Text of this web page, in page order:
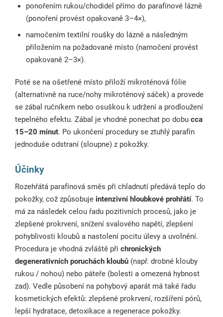
ponořením rukou/chodidel přímo do parafínové lázně
(ponoření provést opakovaně 3–4×),
namočením textilní roušky do lázně a následným
přiložením na požadované místo (namočení provést
opakovaně 2–3×).
Poté se na ošetřené místo přiloží mikroténová fólie
(alternativně na ruce/nohy mikroténový sáček) a provede
se zábal ručníkem nebo osuškou k udržení a prodloužení
tepelného efektu. Zábal je vhodné ponechat po dobu cca
15–20 minut. Po ukončení procedury se ztuhlý parafín
jednoduše odstraní (sloupne) z pokožky.
Účinky
Rozehřátá parafínová směs při chladnutí předává teplo do
pokožky, což způsobuje intenzivní hloubkové prohřátí. To
má za následek celou řadu pozitivních procesů, jako je
zlepšené prokrvení, snížení svalového napětí, zlepšení
pohyblivosti kloubů a nastolení pocitu úlevy a uvolnění.
Procedura je vhodná zvláště při chronických
degenerativních poruchách kloubů (např. drobné klouby
rukou / nohou) nebo páteře (bolesti a omezená hybnost
zad). Vedle působení na pohybový aparát má také řadu
kosmetických efektů: zlepšené prokrvení, rozšíření pórů,
lepší hydratace, detoxikace a regenerace pokožky.